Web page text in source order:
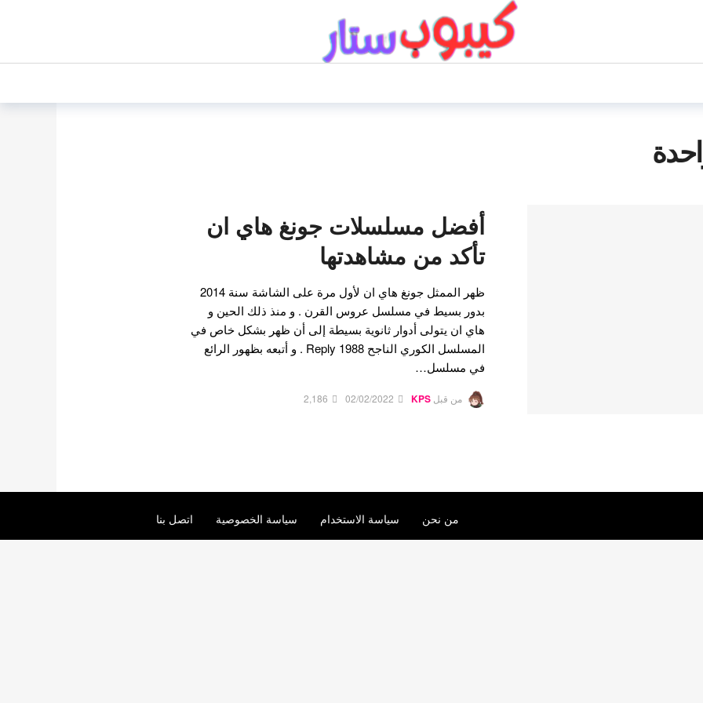
أفضل مسلسلات جونغ هاي ان
تأكد من مشاهدتها
ظهر الممثل جونغ هاي ان لأول مرة على الشاشة سنة 2014
بدور بسيط في مسلسل عروس القرن . و منذ ذلك الحين و
هاي ان يتولى أدوار ثانوية بسيطة إلى أن ظهر بشكل خاص في
المسلسل الكوري الناجح Reply 1988 . و أتبعه بظهور الرائع
في مسلسل…
من قبل KPS
02/02/2022
2,186
من نحن سياسة الاستخدام سياسة الخصوصية اتصل بنا